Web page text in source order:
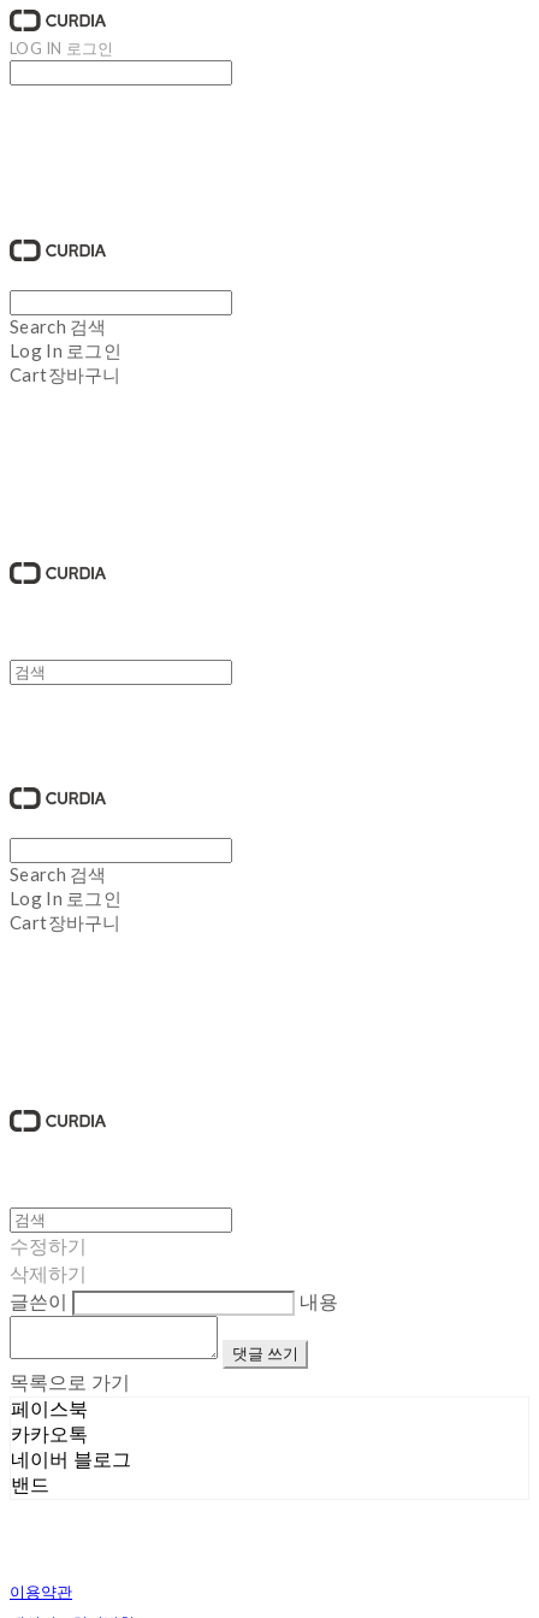
LOG IN 로그인
Search 검색
Log In 로그인
Cart장바구니
Search 검색
Log In 로그인
Cart장바구니
수정하기
삭제하기
글쓴이
내용
댓글 쓰기
목록으로 가기
페이스북
카카오톡
네이버 블로그
밴드
이용약관